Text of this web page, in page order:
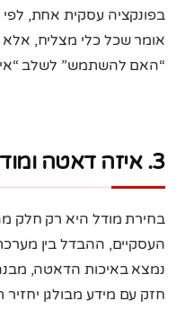
בפונקציה עסקית אחת, לפי
אומר שכל כלי מצליח,
“האם להשתמש” לשלב “איך
3. איזה דאטה ומודל צריך לבחור?
בחירת מודל היא רק חלק
העסקיים, ההבדל בין
נמצא באיכות הדאטה,
חזק עם מידע מבולגן יחזיר